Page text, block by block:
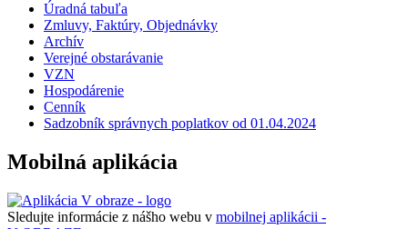
Úradná tabuľa
Zmluvy, Faktúry, Objednávky
Archív
Verejné obstarávanie
VZN
Hospodárenie
Cenník
Sadzobník správnych poplatkov od 01.04.2024
Mobilná aplikácia
Sledujte informácie z nášho webu v mobilnej aplikácii -